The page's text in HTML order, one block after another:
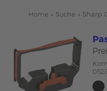
Home » Suche » Sharp